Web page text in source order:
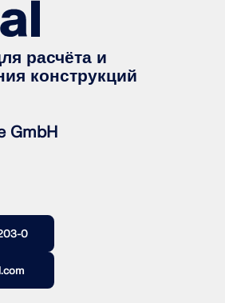
расчёта и
конструкций
GmbH
0